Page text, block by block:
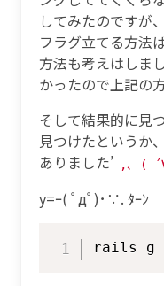
してみたのですが
フラグ立てる方法
方法も考えはしま
かったので上記の
そして結果的に見
見つけたというか、
ありました’
,､ (
y=ｰ( ﾟдﾟ)･∵. ﾀｰﾝ